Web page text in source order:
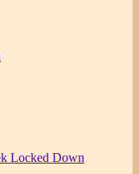
Locked Down